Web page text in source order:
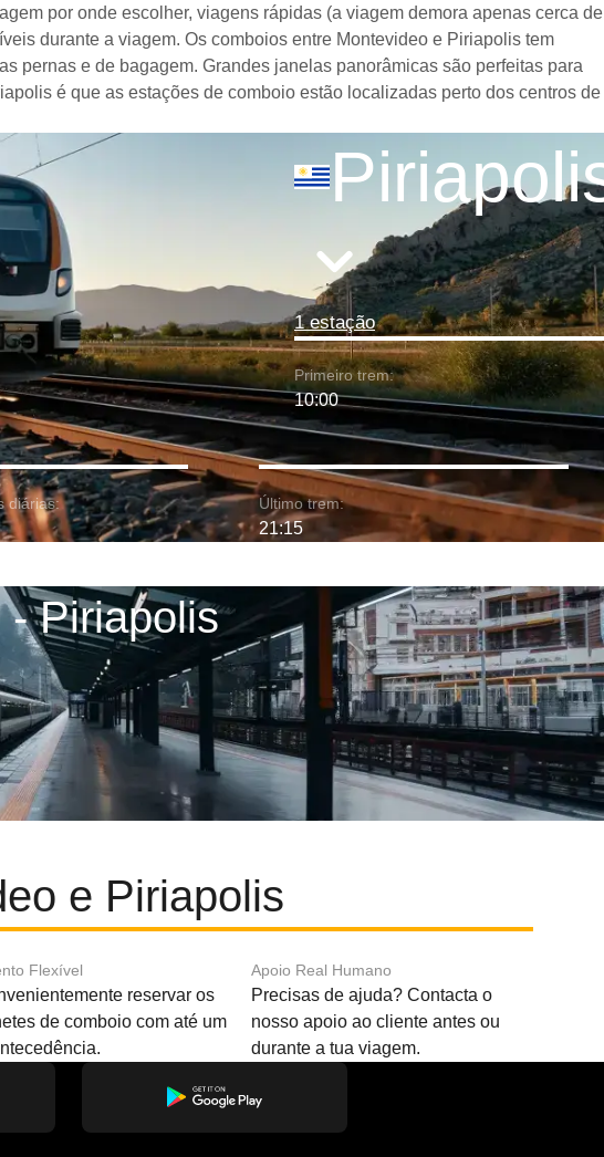
por onde escolher, viagens rápidas (a viagem demora apenas cerca de
durante a viagem. Os comboios entre Montevideo e Piriapolis tem
pernas e de bagagem. Grandes janelas panorâmicas são perfeitas para
é que as estações de comboio estão localizadas perto dos centros de
1 estação
Primeiro trem:
10:00
diárias: Último trem:
21:15
- Piriapolis
e Piriapolis
Flexível
reservar os
de comboio com até um
Apoio Real Humano
Precisas de ajuda? Contacta o
nosso apoio ao cliente antes ou
durante a tua viagem.